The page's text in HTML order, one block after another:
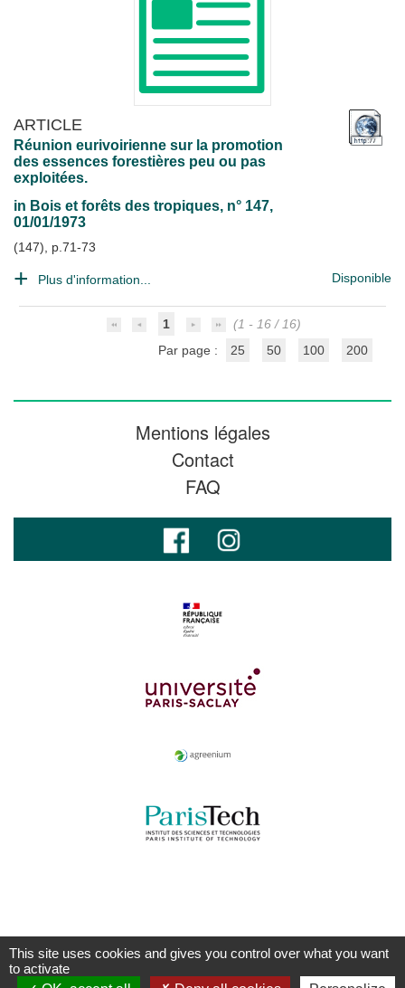
ARTICLE
Réunion eurivoirienne sur la promotion
des essences forestières peu ou pas
exploitées.
in Bois et forêts des tropiques, n° 147,
01/01/1973
(147), p.71-73
Plus d'information... Disponible
1
(1 - 16 / 16)
Par page :
25 50 100 200
Mentions légales
Contact
FAQ
This site uses cookies and gives you control over what you want
to activate